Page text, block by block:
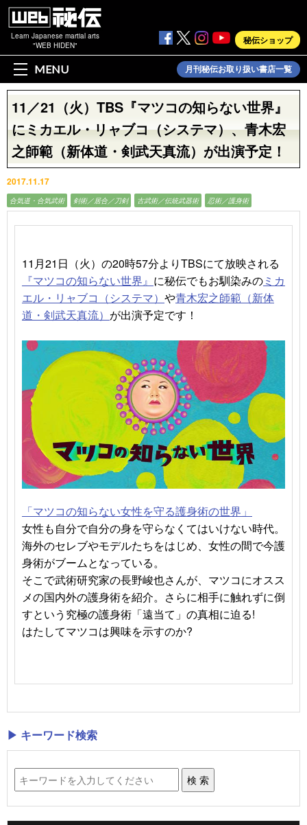
Learn Japanese martial arts
"WEB HIDEN"
秘伝ショップ
MENU 月刊秘伝お取り扱い書店一覧
11／21（火）TBS『マツコの知らない世界』
にミカエル・リャブコ（システマ）、青木宏
之師範（新体道・剣武天真流）が出演予定！
2017.11.17
合気道・合気武術 剣術／居合／刀剣 古武術／伝統武器術 忍術／護身術
11月21日（火）の20時57分よりTBSにて放映される
『マツコの知らない世界』 に秘伝でもお馴染みのミカ
エル・リャブコ（システマ） や青木宏之師範（新体
道・剣武天真流） が出演予定です！
「マツコの知らない女性を守る護身術の世界」
女性も自分で自分の身を守らなくてはいけない時代。
海外のセレブやモデルたちをはじめ、女性の間で今護
身術がブームとなっている。
そこで武術研究家の長野峻也さんが、マツコにオスス
メの国内外の護身術を紹介。さらに相手に触れずに倒
すという究極の護身術「遠当て」の真相に迫る!
はたしてマツコは興味を示すのか?
▶ キーワード検索